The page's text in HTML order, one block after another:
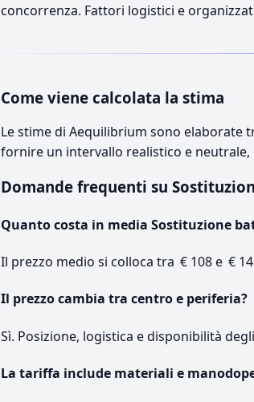
concorrenza. Fattori logistici e
Come viene calcolata la stima
Le stime di Aequilibrium sono elaborate
fornire un intervallo realistico e
Domande frequenti su
Quanto costa in media Sostituzione
Il prezzo medio si colloca tra € 108 e €
Il prezzo cambia tra centro e periferia?
Sì. Posizione, logistica e disponibilità
La tariffa include materiali e